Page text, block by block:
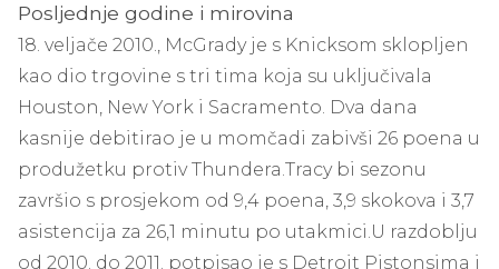
Posljednje godine i mirovina
18. veljače 2010., McGrady je s Knicksom sklopljen
kao dio trgovine s tri tima koja su uključivala
Houston, New York i Sacramento. Dva dana
kasnije debitirao je u momčadi zabivši 26 poena u
produžetku protiv Thundera.Tracy bi sezonu
završio s prosjekom od 9,4 poena, 3,9 skokova i 3,7
asistencija za 26,1 minutu po utakmici.U razdoblju
od 2010. do 2011. potpisao je s Detroit Pistonsima i